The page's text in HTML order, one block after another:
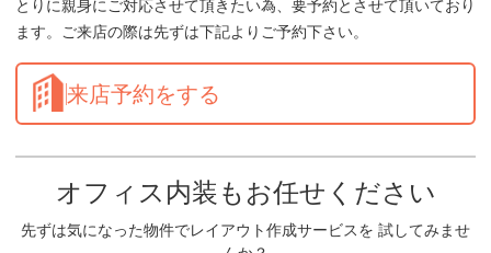
とりに親身にご対応させて頂きたい為、要予約とさせて頂いており
ます。ご来店の際は先ずは下記よりご予約下さい。
来店予約をする
オフィス内装もお任せください
先ずは気になった物件でレイアウト作成サービスを 試してみませ